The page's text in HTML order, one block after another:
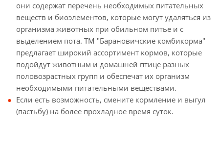
они содержат перечень необходимых питательных
веществ и биоэлементов, которые могут удаляться из
организма животных при обильном питье и с
выделением пота. ТМ "Барановичские комбикорма"
предлагает широкий ассортимент кормов, которые
подойдут животным и домашней птице разных
половозрастных групп и обеспечат их организм
необходимыми питательными веществами.
Если есть возможность, смените кормление и выгул
(пастьбу) на более прохладное время суток.